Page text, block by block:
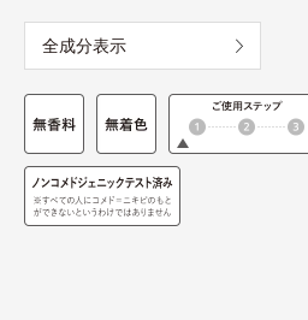
全成分表示